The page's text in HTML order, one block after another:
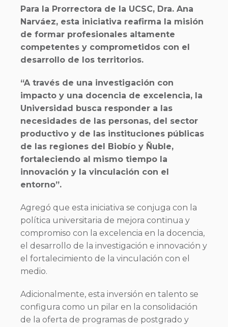
Para la Prorrectora de la UCSC, Dra. Ana
Narváez, esta iniciativa reafirma la misión
de formar profesionales altamente
competentes y comprometidos con el
desarrollo de los territorios.
“A través de una investigación con
impacto y una docencia de excelencia, la
Universidad busca responder a las
necesidades de las personas, del sector
productivo y de las instituciones públicas
de las regiones del Biobío y Ñuble,
fortaleciendo al mismo tiempo la
innovación y la vinculación con el
entorno”.
Agregó que esta iniciativa se conjuga con la
política universitaria de mejora continua y
compromiso con la excelencia en la docencia,
el desarrollo de la investigación e innovación y
el fortalecimiento de la vinculación con el
medio.
Adicionalmente, esta inversión en talento se
configura como un pilar en la consolidación
de la oferta de programas de postgrado y